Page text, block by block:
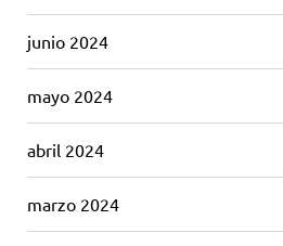
junio 2024
mayo 2024
abril 2024
marzo 2024